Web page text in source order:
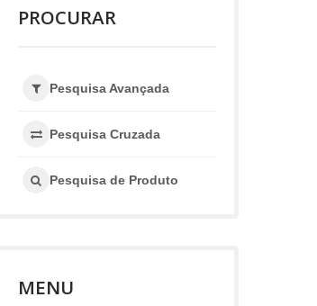
PROCURAR
Pesquisa Avançada
Pesquisa Cruzada
Pesquisa de Produto
MENU